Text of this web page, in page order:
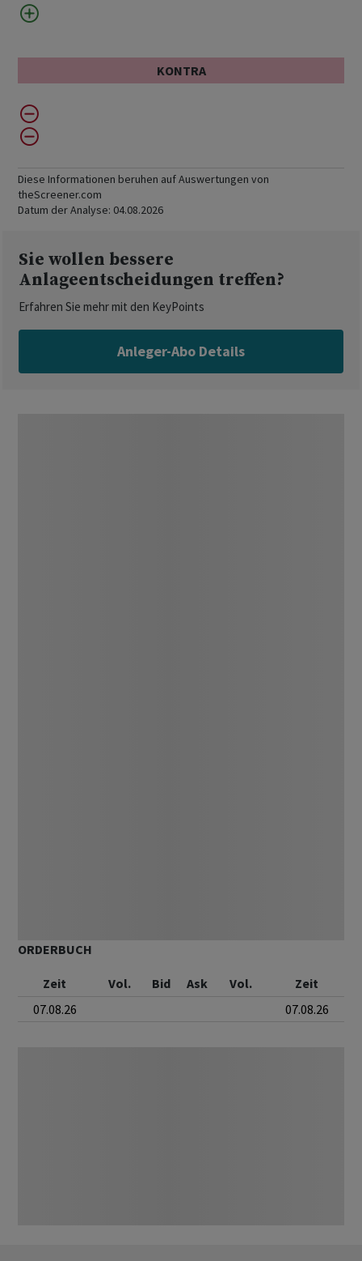
KONTRA
Diese Informationen beruhen auf Auswertungen von
theScreener.com
Datum der Analyse: 04.08.2026
Sie wollen bessere
Anlageentscheidungen treffen?
Erfahren Sie mehr mit den KeyPoints
Anleger-Abo Details
ORDERBUCH
Zeit Vol. Bid Ask Vol.
Zeit
07.08.26
07.08.26